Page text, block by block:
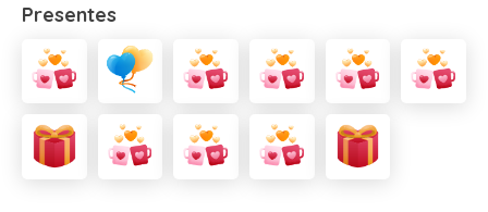
Presentes